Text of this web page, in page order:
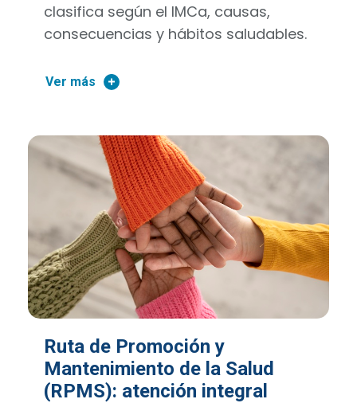
clasifica según el IMCa, causas,
consecuencias y hábitos saludables.
Ver más
Ruta de Promoción y
Mantenimiento de la Salud
(RPMS): atención integral